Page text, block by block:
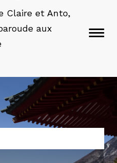
Claire et Anto,
aux